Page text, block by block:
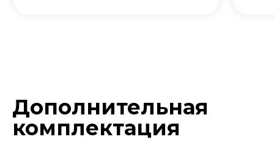
Дополнительная
комплектация